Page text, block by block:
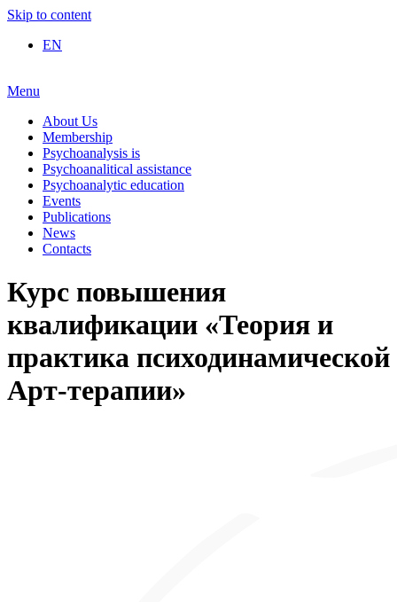
Skip to content
EN
Menu
About Us
Membership
Psychoanalysis is
Psychoanalitical assistance
Psychoanalytic education
Events
Publications
News
Contacts
Курс повышения
квалификации «Теория и
практика психодинамической
Арт-терапии»